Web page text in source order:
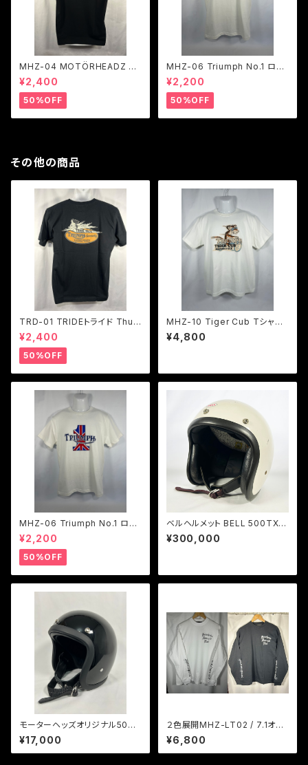
MHZ-04 MOTÖRHEADZ TR
IUMPH ロゴポケットTシャツ ２
色展開
¥2,400
50%OFF
MHZ-06 Triumph No.1 ロゴ
Tシャツ 1色展開
¥2,200
50%OFF
その他の商品
TRD-01 TRIDEトライド Thun
derbird Girl ポケットTシャツ
２色展開
¥2,400
50%OFF
MHZ-10 Tiger Cub Tシャツ
２色展開
¥4,800
MHZ-06 Triumph No.1 ロゴ
Tシャツ 1色展開
¥2,200
50%OFF
ベルヘルメット BELL 500TX 7
1/2
¥300,000
モーターヘッズオリジナル500T
Xモデルグロスブラック ダブル
ストラップ仕様
¥17,000
２色展開MHZ-LT02 / 7.1オン
スオールドイングリッシュロゴロ
ングスリーブT
¥6,800